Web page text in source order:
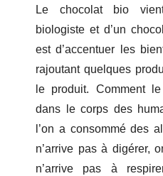
Le chocolat bio
biologiste et d’un
est d’accentuer les
rajoutant quelques
le produit. Comment
dans le corps des
l’on a consommé des
n’arrive pas à digérer,
n’arrive pas à